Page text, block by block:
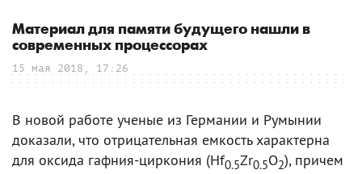
Материал для памяти будущего нашли в
современных процессорах
15 мая 2018, 17:26
В новой работе ученые из Германии и Румынии
доказали, что отрицательная емкость характерна
для оксида гафния-циркония (Hf0.5Zr0.5O2), причем